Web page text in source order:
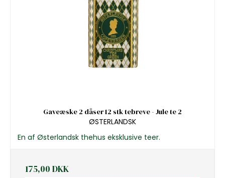
Gaveæske 2 dåser 12 stk tebreve - Jule te 2
ØSTERLANDSK
En af Østerlandsk thehus eksklusive teer.
175,00 DKK